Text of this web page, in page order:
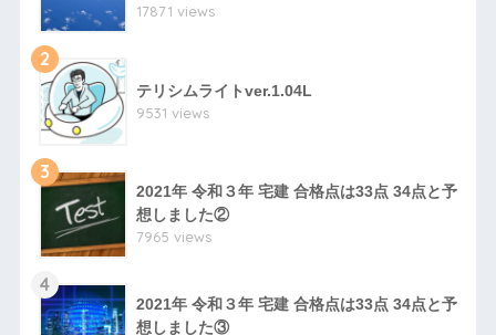
17871 views
2
テリシムライトver.1.04L
9531 views
3
2021年 令和３年 宅建 合格点は33点 34点と予
想しました②
7965 views
4
2021年 令和３年 宅建 合格点は33点 34点と予
想しました③